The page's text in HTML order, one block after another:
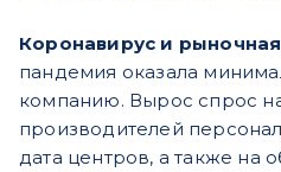
Коронавирус и
пандемия оказала
компанию. Вырос спрос
производителей
дата центров, а также на